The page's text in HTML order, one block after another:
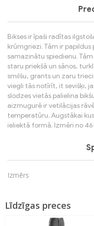
Bikses ir īpaši radītas
krūmgriezi. Tām ir
samazinātu spiedienu.
staru priekšā un sānos,
smilšu, grants un zaru
viegli tās notīrīt, it sevišķi,
slodzes vietās palielina
aizmugurē ir vetilācijas
temperatūru. Augstākai
ieliektā formā. Izmēri no
Izmērs
Līdzīgas preces